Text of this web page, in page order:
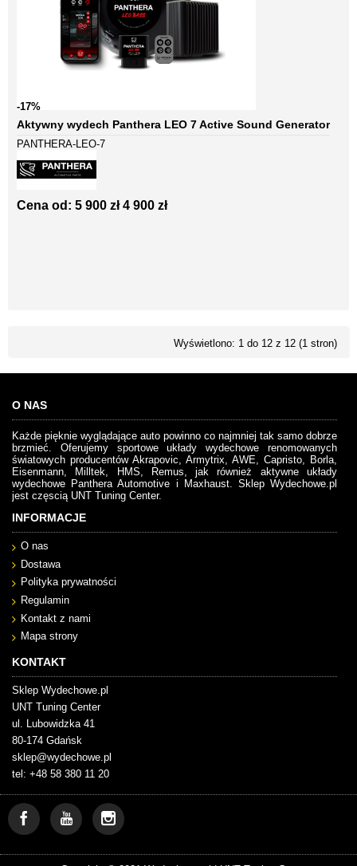
-17%
Aktywny wydech Panthera LEO 7 Active Sound Generator
PANTHERA-LEO-7
Cena od: 5 900 zł 4 900 zł
Wyświetlono: 1 do 12 z 12 (1 stron)
O NAS
Każde pięknie wyglądające auto powinno co najmniej tak samo dobrze
brzmieć. Oferujemy sportowe układy wydechowe renomowanych
światowych producentów Akrapovic, Armytrix, AWE, Capristo, Borla,
Eisenmann, Milltek, HMS, Remus, jak również aktywne układy
wydechowe Panthera Automotive i Maxhaust. Sklep Wydechowe.pl
jest częscią UNT Tuning Center.
INFORMACJE
O nas
Dostawa
Polityka prywatności
Regulamin
Kontakt z nami
Mapa strony
KONTAKT
Sklep Wydechowe.pl
UNT Tuning Center
ul. Lubowidzka 41
80-174 Gdańsk
sklep@wydechowe.pl
tel: +48 58 380 11 20